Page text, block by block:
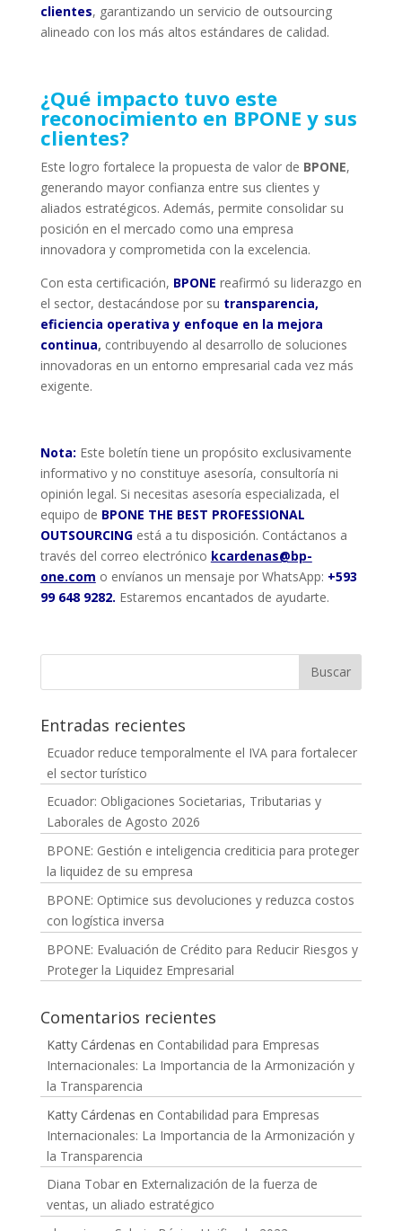
clientes, garantizando un servicio de outsourcing
alineado con los más altos estándares de calidad.
¿Qué impacto tuvo este
reconocimiento en BPONE y sus
clientes?
Este logro fortalece la propuesta de valor de BPONE,
generando mayor confianza entre sus clientes y
aliados estratégicos. Además, permite consolidar su
posición en el mercado como una empresa
innovadora y comprometida con la excelencia.
Con esta certificación, BPONE reafirmó su liderazgo en
el sector, destacándose por su transparencia,
eficiencia operativa y enfoque en la mejora
continua, contribuyendo al desarrollo de soluciones
innovadoras en un entorno empresarial cada vez más
exigente.
Nota: Este boletín tiene un propósito exclusivamente
informativo y no constituye asesoría, consultoría ni
opinión legal. Si necesitas asesoría especializada, el
equipo de BPONE THE BEST PROFESSIONAL
OUTSOURCINGestá a tu disposición. Contáctanos a
través del correo electrónico kcardenas@bp-
one.com o envíanos un mensaje por WhatsApp: +593
99 648 9282. Estaremos encantados de ayudarte.
Entradas recientes
Ecuador reduce temporalmente el IVA para fortalecer
el sector turístico
Ecuador: Obligaciones Societarias, Tributarias y
Laborales de Agosto 2026
BPONE: Gestión e inteligencia crediticia para proteger
la liquidez de su empresa
BPONE: Optimice sus devoluciones y reduzca costos
con logística inversa
BPONE: Evaluación de Crédito para Reducir Riesgos y
Proteger la Liquidez Empresarial
Comentarios recientes
Katty Cárdenas en Contabilidad para Empresas
Internacionales: La Importancia de la Armonización y
la Transparencia
Katty Cárdenas en Contabilidad para Empresas
Internacionales: La Importancia de la Armonización y
la Transparencia
Diana Tobaren Externalización de la fuerza de
ventas, un aliado estratégico